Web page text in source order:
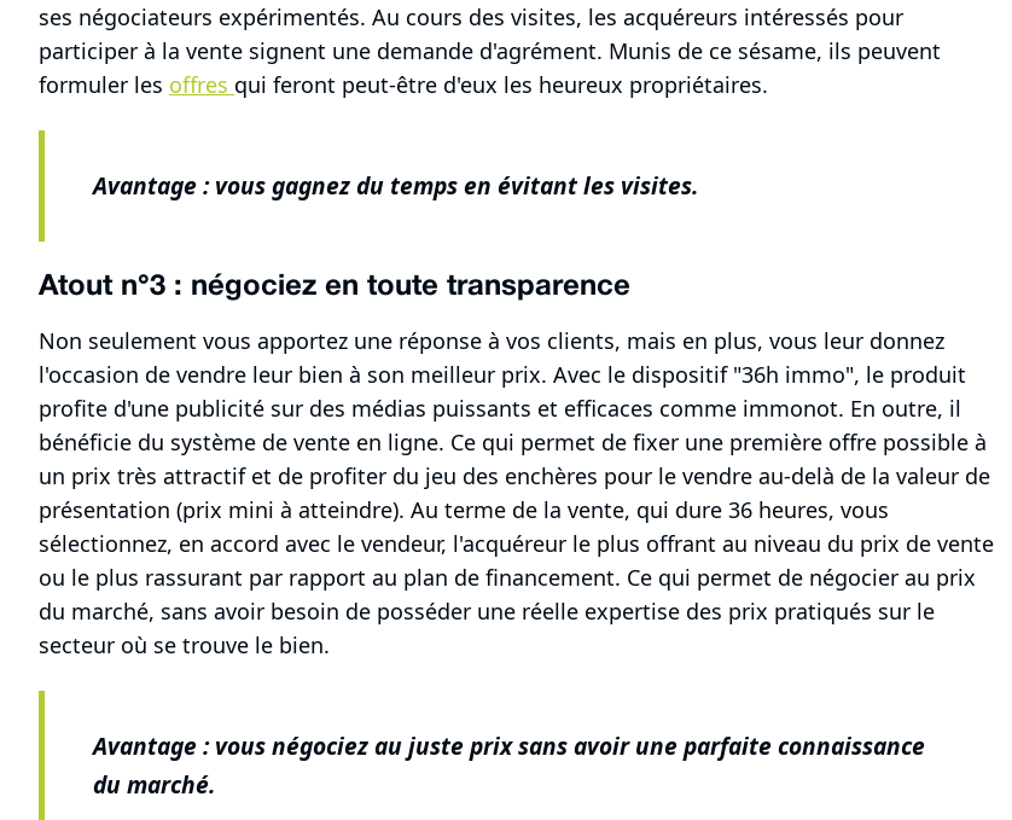
ses négociateurs expérimentés. Au cours des visites, les acquéreurs intéressés pour
participer à la vente signent une demande d'agrément. Munis de ce sésame, ils peuvent
formuler les offres qui feront peut-être d'eux les heureux propriétaires.
Avantage : vous gagnez du temps en évitant les visites.
Atout n°3 : négociez en toute transparence
Non seulement vous apportez une réponse à vos clients, mais en plus, vous leur donnez
l'occasion de vendre leur bien à son meilleur prix. Avec le dispositif "36h immo", le produit
profite d'une publicité sur des médias puissants et efficaces comme immonot. En outre, il
bénéficie du système de vente en ligne. Ce qui permet de fixer une première offre possible à
un prix très attractif et de profiter du jeu des enchères pour le vendre au-delà de la valeur de
présentation (prix mini à atteindre). Au terme de la vente, qui dure 36 heures, vous
sélectionnez, en accord avec le vendeur, l'acquéreur le plus offrant au niveau du prix de vente
ou le plus rassurant par rapport au plan de financement. Ce qui permet de négocier au prix
du marché, sans avoir besoin de posséder une réelle expertise des prix pratiqués sur le
secteur où se trouve le bien.
Avantage : vous négociez au juste prix sans avoir une parfaite connaissance
du marché.